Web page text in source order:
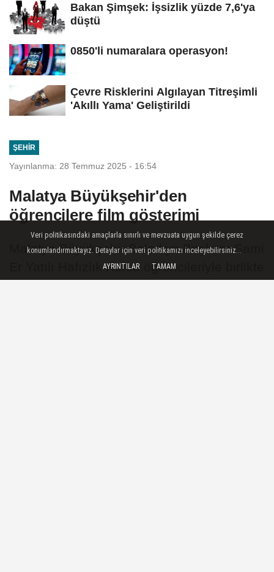
Bakan Şimşek: İşsizlik yüzde 7,6'ya
düştü
0850'li numaralara operasyon!
Çevre Risklerini Algılayan Titreşimli
'Akıllı Yama' Geliştirildi
ŞEHIR
Yayınlanma: 28 Temmuz 2025 - 16:54
Malatya Büyükşehir'den
öğrencilere film gösterimi
Malatya Büyükşehir Belediye Başkanı Sami
Er Yatılı Hafızlık Kursu öğrencileriyle birlikte
Veri politikasındaki amaçlarla sınırlı ve mevzuata uygun şekilde çerez
konumlandırmaktayız. Detaylar için veri politikamızı inceleyebilirsiniz...
AYRINTILAR
TAMAM